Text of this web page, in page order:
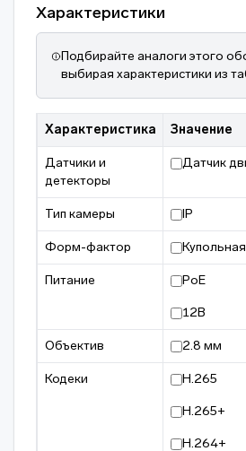
Характеристики
Подбирайте аналоги этого
выбирая характеристики из
Характеристика Значение
Датчики и
детекторы
Датчик
Тип камеры IP
Форм-фактор Купольная
Питание PoE
12В
Объектив 2.8 мм
Кодеки H.265
H.265+
H.264+